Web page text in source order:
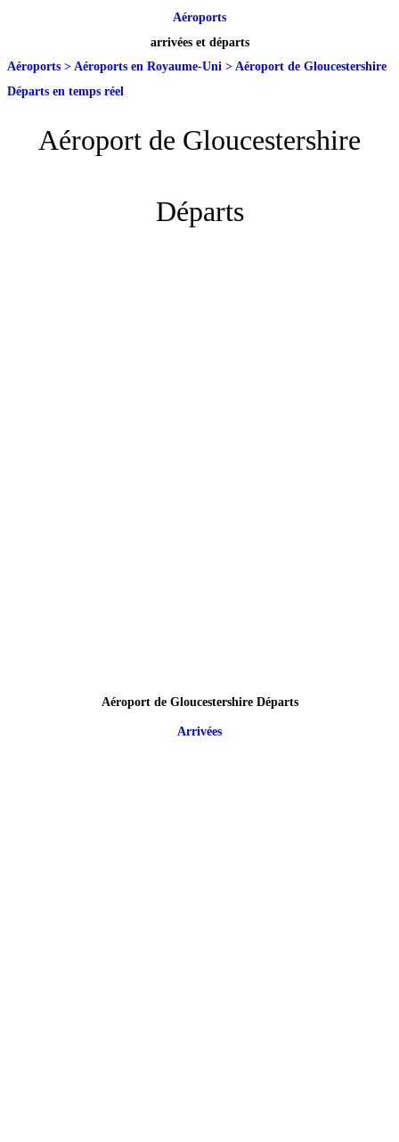
Aéroports
arrivées et départs
Aéroports > Aéroports en Royaume-Uni > Aéroport de Gloucestershire
Départs en temps réel
Aéroport de Gloucestershire
Départs
Aéroport de Gloucestershire Départs
Arrivées